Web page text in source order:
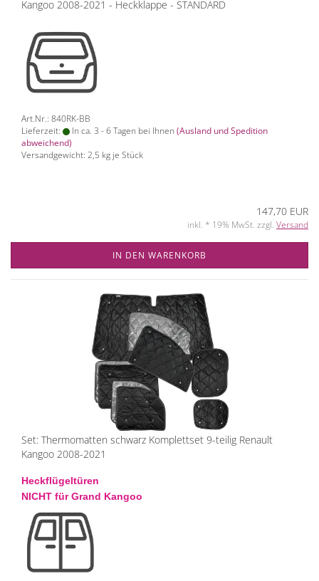
Kangoo 2008-2021 - Heckklappe - STANDARD
Art.Nr.: 840RK-BB
Lieferzeit:
In ca. 3 - 6 Tagen bei Ihnen (Ausland und Spedition
abweichend)
Versandgewicht: 2,5 kg je Stück
147,70 EUR
inkl. * 19% MwSt. zzgl. Versand
IN DEN WARENKORB
Set: Thermomatten schwarz Komplettset 9-teilig Renault
Kangoo 2008-2021
Heckflügeltüren
NICHT für Grand Kangoo